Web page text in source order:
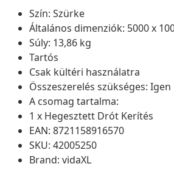
Szín: Szürke
Általános dimenziók: 5000 x
Súly: 13,86 kg
Tartós
Csak kültéri használatra
Összeszerelés szükséges: Igen
A csomag tartalma:
1 x Hegesztett Drót Kerítés
EAN: 8721158916570
SKU: 42005250
Brand: vidaXL